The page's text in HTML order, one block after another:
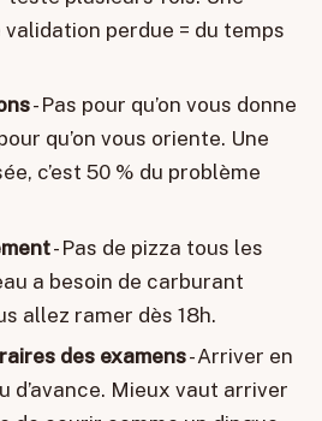
perdue = du temps
- Pas pour qu’on vous donne
qu’on vous oriente. Une
c’est 50 % du problème
- Pas de pizza tous les
a besoin de carburant
allez ramer dès 18h.
des examens- Arriver en
d’avance. Mieux vaut arriver